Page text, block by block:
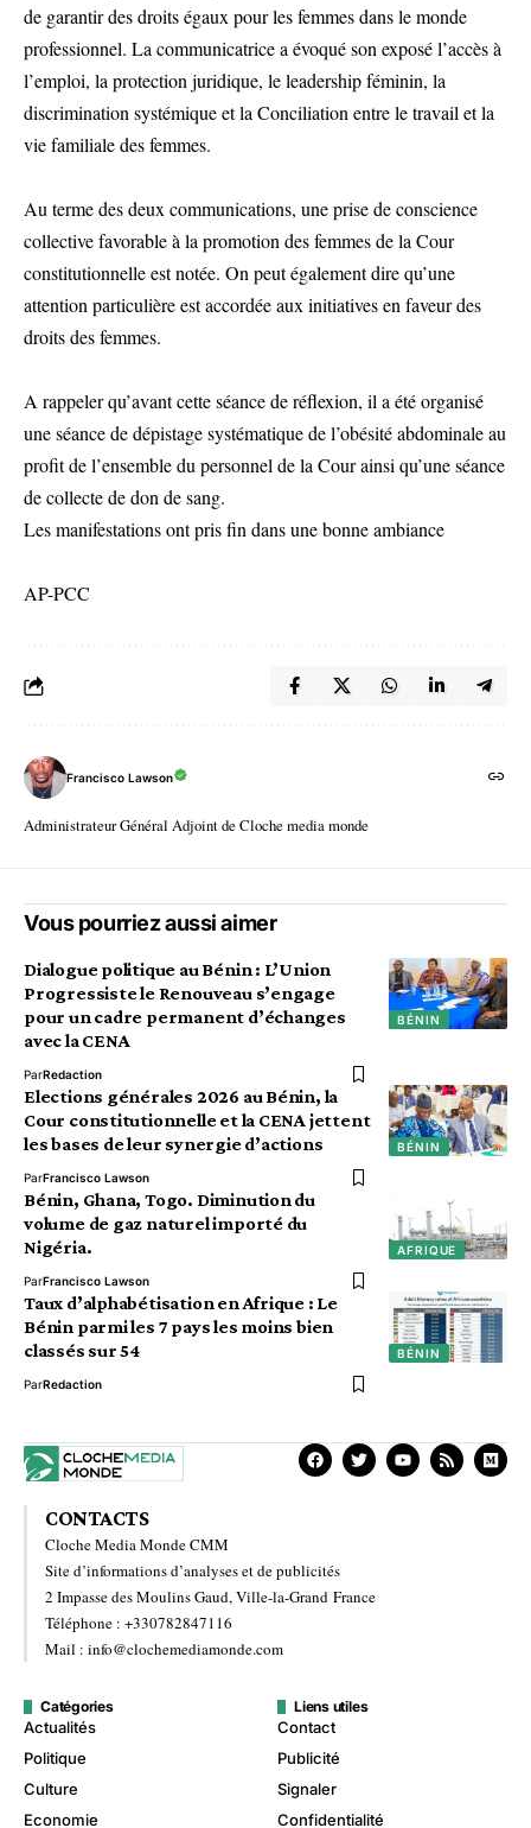
de garantir des droits égaux pour les femmes dans le monde
professionnel. La communicatrice a évoqué son exposé l’accès à
l’emploi, la protection juridique, le leadership féminin, la
discrimination systémique et la Conciliation entre le travail et la
vie familiale des femmes.
Au terme des deux communications, une prise de conscience
collective favorable à la promotion des femmes de la Cour
constitutionnelle est notée. On peut également dire qu’une
attention particulière est accordée aux initiatives en faveur des
droits des femmes.
A rappeler qu’avant cette séance de réflexion, il a été organisé
une séance de dépistage systématique de l’obésité abdominale au
profit de l’ensemble du personnel de la Cour ainsi qu’une séance
de collecte de don de sang.
Les manifestations ont pris fin dans une bonne ambiance
AP-PCC
Francisco Lawson
Administrateur Général Adjoint de Cloche media monde
Vous pourriez aussi aimer
BÉNIN
Dialogue politique au Bénin : L’Union
Progressiste le Renouveau s’engage
pour un cadre permanent d’échanges
avec la CENA
ParRedaction
BÉNIN
Elections générales 2026 au Bénin, la
Cour constitutionnelle et la CENA jettent
les bases de leur synergie d’actions
ParFrancisco Lawson
AFRIQUE
Bénin, Ghana, Togo. Diminution du
volume de gaz naturel importé du
Nigéria.
ParFrancisco Lawson
BÉNIN
Taux d’alphabétisation en Afrique : Le
Bénin parmi les 7 pays les moins bien
classés sur 54
ParRedaction
CONTACTS
Cloche Media Monde CMM
Site d’informations d’analyses et de publicités
2 Impasse des Moulins Gaud, Ville-la-Grand France
Téléphone : +330782847116
Mail : info@clochemediamonde.com
Catégories
Actualités
Politique
Culture
Economie
Liens utiles
Contact
Publicité
Signaler
Confidentialité